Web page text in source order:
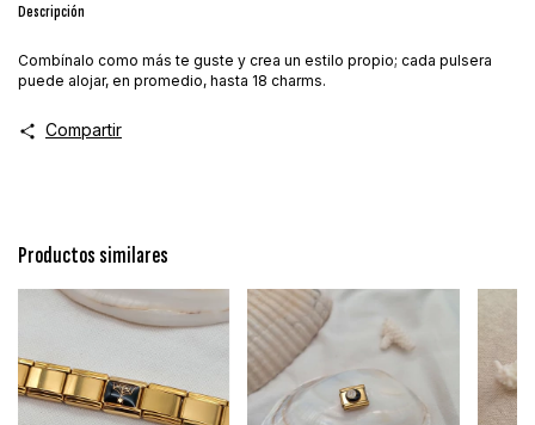
Descripción
Combínalo como más te guste y crea un estilo propio; cada pulsera
puede alojar, en promedio, hasta 18 charms.
Compartir
Productos similares